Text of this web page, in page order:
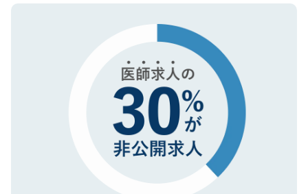
で、機密保持に関してもご安心ください。
ので、まずはご登録ください。